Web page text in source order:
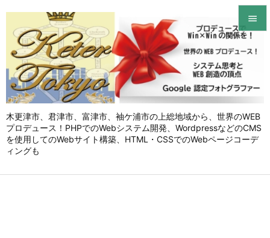
木更津市、君津市、富津市、袖ケ浦市の上総地域から、世界のWEB
プロデュース！PHPでのWebシステム開発、WordpressなどのCMS
を使用してのWebサイト構築、HTML・CSSでのWebページコーデ
ィングも


メニュ
サイド

前へ
